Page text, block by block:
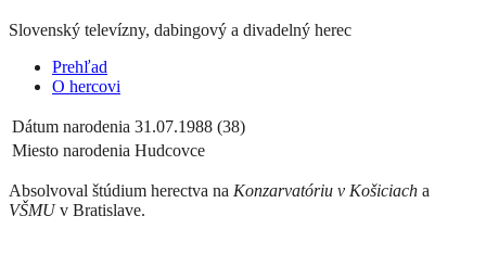
Slovenský televízny, dabingový a divadelný herec
Prehľad
O hercovi
Dátum narodenia 31.07.1988 (38)
Miesto narodenia Hudcovce
Absolvoval štúdium herectva na Konzarvatóriu v Košiciach a
VŠMUv Bratislave.